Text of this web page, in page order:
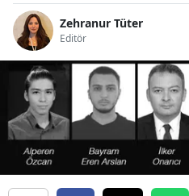
Zehranur Tüter
Editör